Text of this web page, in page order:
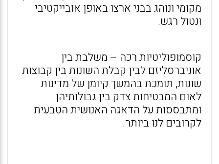
מקומי ונוהג בבני ארצו באופן אובייקטיבי
ונטול רגש.
קוסמופוליטיות רכה – משלבת בין
אוניברסליזם לבין קבלת השונות בין קבוצות
שונות, תומכת בהמשך קיומן של מדינות
לאום המבטיחות צדק בין גבולותיהן
ומתבססות על הדאגה האנושית הטבעית
לקרובים לנו ביותר.